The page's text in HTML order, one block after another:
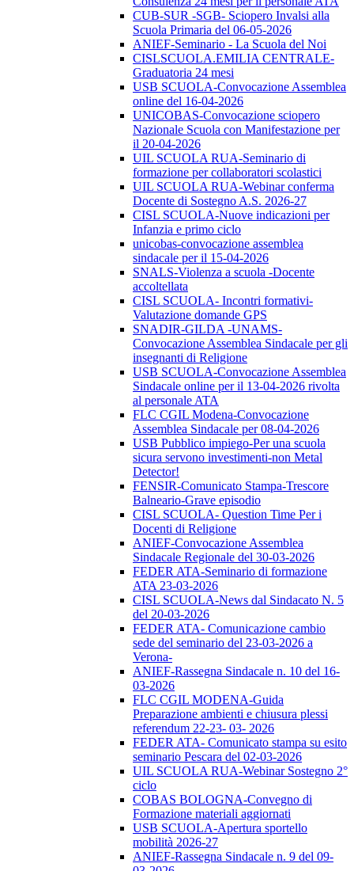
CUB-SUR -SGB- Sciopero Invalsi alla
Scuola Primaria del 06-05-2026
ANIEF-Seminario - La Scuola del Noi
CISLSCUOLA.EMILIA CENTRALE-
Graduatoria 24 mesi
USB SCUOLA-Convocazione Assemblea
online del 16-04-2026
UNICOBAS-Convocazione sciopero
Nazionale Scuola con Manifestazione per
il 20-04-2026
UIL SCUOLA RUA-Seminario di
formazione per collaboratori scolastici
UIL SCUOLA RUA-Webinar conferma
Docente di Sostegno A.S. 2026-27
CISL SCUOLA-Nuove indicazioni per
Infanzia e primo ciclo
unicobas-convocazione assemblea
sindacale per il 15-04-2026
SNALS-Violenza a scuola -Docente
accoltellata
CISL SCUOLA- Incontri formativi-
Valutazione domande GPS
SNADIR-GILDA -UNAMS-
Convocazione Assemblea Sindacale per gli
insegnanti di Religione
USB SCUOLA-Convocazione Assemblea
Sindacale online per il 13-04-2026 rivolta
al personale ATA
FLC CGIL Modena-Convocazione
Assemblea Sindacale per 08-04-2026
USB Pubblico impiego-Per una scuola
sicura servono investimenti-non Metal
Detector!
FENSIR-Comunicato Stampa-Trescore
Balneario-Grave episodio
CISL SCUOLA- Question Time Per i
Docenti di Religione
ANIEF-Convocazione Assemblea
Sindacale Regionale del 30-03-2026
FEDER ATA-Seminario di formazione
ATA 23-03-2026
CISL SCUOLA-News dal Sindacato N. 5
del 20-03-2026
FEDER ATA- Comunicazione cambio
sede del seminario del 23-03-2026 a
Verona-
ANIEF-Rassegna Sindacale n. 10 del 16-
03-2026
FLC CGIL MODENA-Guida
Preparazione ambienti e chiusura plessi
referendum 22-23- 03- 2026
FEDER ATA- Comunicato stampa su esito
seminario Pescara del 02-03-2026
UIL SCUOLA RUA-Webinar Sostegno 2°
ciclo
COBAS BOLOGNA-Convegno di
Formazione materiali aggiornati
USB SCUOLA-Apertura sportello
mobilità 2026-27
ANIEF-Rassegna Sindacale n. 9 del 09-